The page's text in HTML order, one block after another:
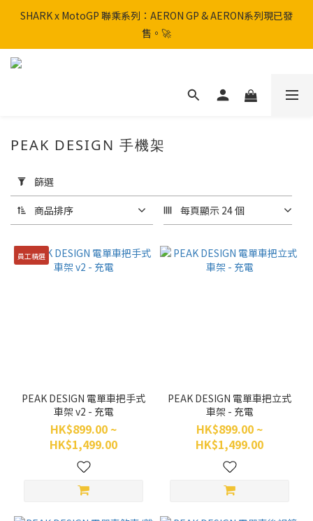
SHARK x MotoGP 聯乘系列：AERON GP & AERON系列現已發
售。🚀
SHARK x MotoGP 聯乘系列：AERON GP & AERON系列現已發
售。🚀
📦 【全新上架】NHK Helmet 到貨通知：S1GP & K5R 熱銷款式全
用
篩
選
(0/20)
品
白
PEAK DESIGN 手機架
篩選
商品排序 每頁顯示 24 個
員工精選
PEAK DESIGN 電單車把手式
車架 v2 - 充電
HK$899.00 ~
HK$1,499.00
PEAK DESIGN 電單車把立式
車架 - 充電
HK$899.00 ~
HK$1,499.00